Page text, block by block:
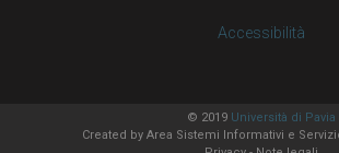
Accessibilità
© 2019 Università di Pavia
Created by Area Sistemi Informativi e